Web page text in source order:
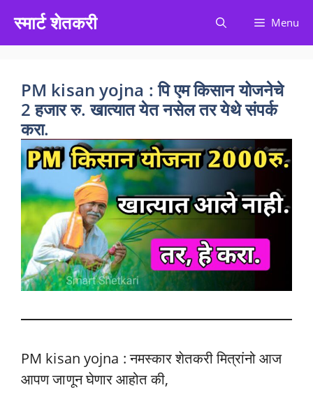
content
स्मार्ट शेतकरी Menu
PM kisan yojna : पि एम किसान योजनेचे
2 हजार रु. खात्यात येत नसेल तर येथे संपर्क
करा.
PM kisan yojna : नमस्कार शेतकरी मित्रांनो आज
आपण जाणून घेणार आहोत की,